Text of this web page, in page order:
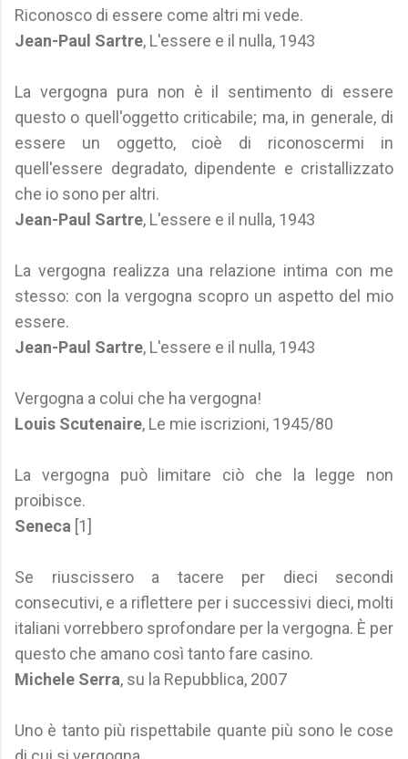
Riconosco di essere come altri mi vede.
Jean-Paul Sartre, L'essere e il nulla, 1943
La vergogna pura non è il sentimento di essere
questo o quell'oggetto criticabile; ma, in generale, di
essere un oggetto, cioè di riconoscermi in
quell'essere degradato, dipendente e cristallizzato
che io sono per altri.
Jean-Paul Sartre, L'essere e il nulla, 1943
La vergogna realizza una relazione intima con me
stesso: con la vergogna scopro un aspetto del mio
essere.
Jean-Paul Sartre, L'essere e il nulla, 1943
Vergogna a colui che ha vergogna!
Louis Scutenaire, Le mie iscrizioni, 1945/80
La vergogna può limitare ciò che la legge non
proibisce.
Seneca [1]
Se riuscissero a tacere per dieci secondi
consecutivi, e a riflettere per i successivi dieci, molti
italiani vorrebbero sprofondare per la vergogna. È per
questo che amano così tanto fare casino.
Michele Serra, su la Repubblica, 2007
Uno è tanto più rispettabile quante più sono le cose